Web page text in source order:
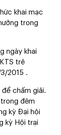
khai mạc
trong
ngày khai
trẻ
2015 .
để chấm giải.
đêm
kỳ Đại hội
kỳ Hội trại